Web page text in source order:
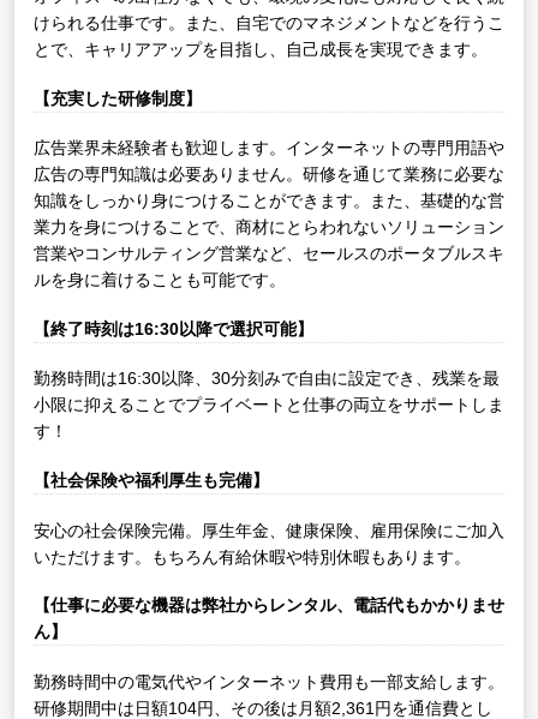
けられる仕事です。また、自宅でのマネジメントなどを行うこ
とで、キャリアアップを目指し、自己成長を実現できます。
【充実した研修制度】
広告業界未経験者も歓迎します。インターネットの専門用語や
広告の専門知識は必要ありません。研修を通じて業務に必要な
知識をしっかり身につけることができます。また、基礎的な営
業力を身につけることで、商材にとらわれないソリューション
営業やコンサルティング営業など、セールスのポータブルスキ
ルを身に着けることも可能です。
【終了時刻は16:30以降で選択可能】
勤務時間は16:30以降、30分刻みで自由に設定でき、残業を最
小限に抑えることでプライベートと仕事の両立をサポートしま
す！
【社会保険や福利厚生も完備】
安心の社会保険完備。厚生年金、健康保険、雇用保険にご加入
いただけます。もちろん有給休暇や特別休暇もあります。
【仕事に必要な機器は弊社からレンタル、電話代もかかりませ
ん】
勤務時間中の電気代やインターネット費用も一部支給します。
研修期間中は日額104円、その後は月額2,361円を通信費とし